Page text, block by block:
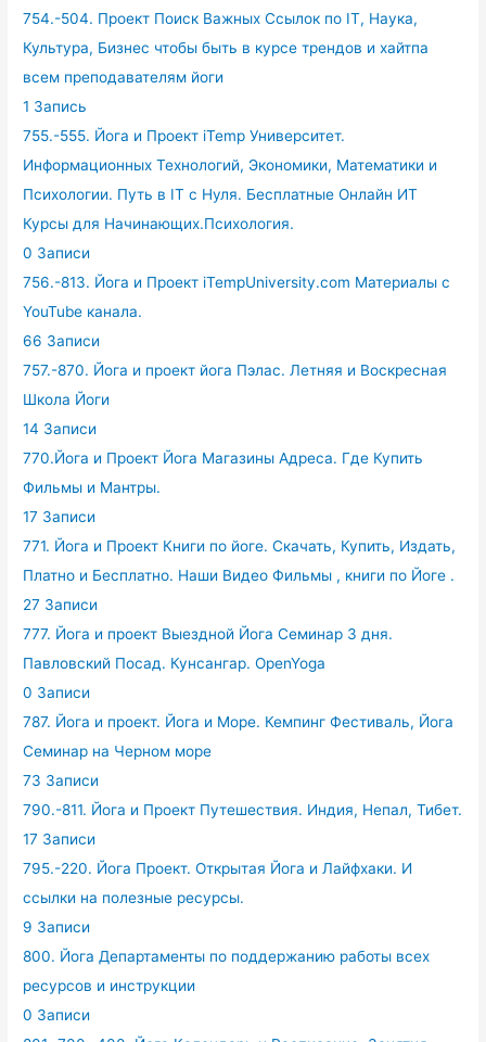
754.-504. Проект Поиск Важных Ссылок по IT, Наука,
Культура, Бизнес чтобы быть в курсе трендов и хайтпа
всем преподавателям йоги
1 Запись
755.-555. Йога и Проект iTemp Университет.
Информационных Технологий, Экономики, Математики и
Психологии. Путь в IT с Нуля. Бесплатные Онлайн ИТ
Курсы для Начинающих.Психология.
0 Записи
756.-813. Йога и Проект iTempUniversity.com Материалы с
YouTube канала.
66 Записи
757.-870. Йога и проект йога Пэлас. Летняя и Воскресная
Школа Йоги
14 Записи
770.Йога и Проект Йога Магазины Адреса. Где Купить
Фильмы и Мантры.
17 Записи
771. Йога и Проект Книги по йоге. Скачать, Купить, Издать,
Платно и Бесплатно. Наши Видео Фильмы , книги по Йоге .
27 Записи
777. Йога и проект Выездной Йога Семинар 3 дня.
Павловский Посад. Кунсангар. OpenYoga
0 Записи
787. Йога и проект. Йога и Море. Кемпинг Фестиваль, Йога
Семинар на Черном море
73 Записи
790.-811. Йога и Проект Путешествия. Индия, Непал, Тибет.
17 Записи
795.-220. Йога Проект. Открытая Йога и Лайфхаки. И
ссылки на полезные ресурсы.
9 Записи
800. Йога Департаменты по поддержанию работы всех
ресурсов и инструкции
0 Записи